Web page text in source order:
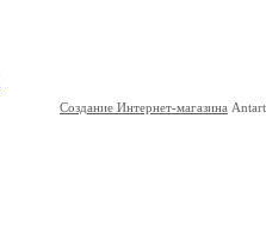
Создание Интернет-магазина